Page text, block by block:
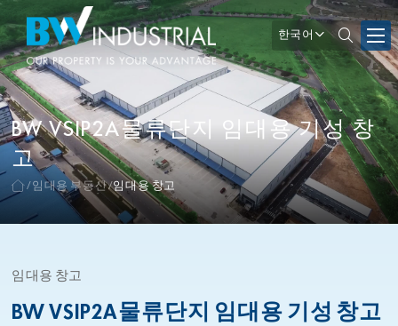
한국어
BW VSIP2A물류단지 임대용 기성 창
고
임대용 부동산 임대용 창고
임대용 창고
BW VSIP2A물류단지 임대용 기성 창고